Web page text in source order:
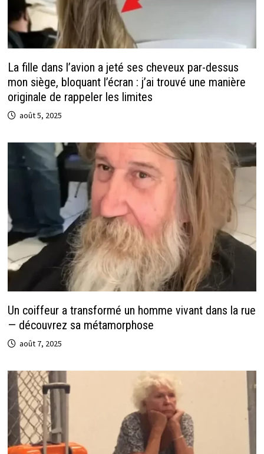
La fille dans l’avion a jeté ses cheveux par-dessus
mon siège, bloquant l’écran : j’ai trouvé une manière
originale de rappeler les limites
août 5, 2025
Un coiffeur a transformé un homme vivant dans la rue
— découvrez sa métamorphose
août 7, 2025